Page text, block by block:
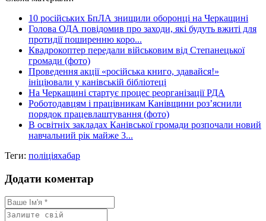
10 російських БпЛА знищили оборонці на Черкащині
Голова ОДА повідомив про заходи, які будуть вжиті для
протидії поширенню коро...
Квадрокоптер передали військовим від Степанецької
громади (фото)
Проведення акції «російська книго, здавайся!»
ініціювали у канівській бібліотеці
На Черкащині стартує процес реорганізації РДА
Роботодавцям і працівникам Канівщини роз’яснили
порядок працевлаштування (фото)
В освітніх закладах Канівської громади розпочали новий
навчальний рік майже 3...
Теги: поліціяхабар
Додати коментар